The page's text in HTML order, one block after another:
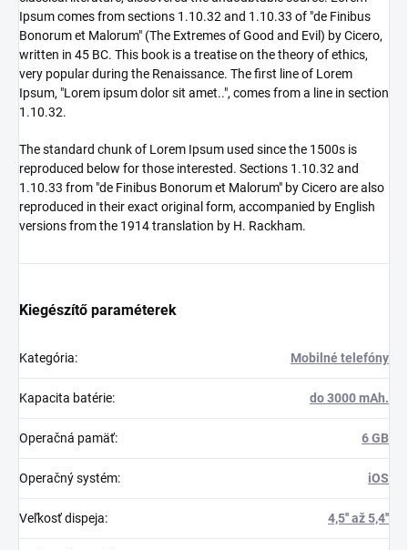
Ipsum comes from sections 1.10.32 and 1.10.33 of "de Finibus
Bonorum et Malorum" (The Extremes of Good and Evil) by Cicero,
written in 45 BC. This book is a treatise on the theory of ethics,
very popular during the Renaissance. The first line of Lorem
Ipsum, "Lorem ipsum dolor sit amet..", comes from a line in section
1.10.32.
The standard chunk of Lorem Ipsum used since the 1500s is
reproduced below for those interested. Sections 1.10.32 and
1.10.33 from "de Finibus Bonorum et Malorum" by Cicero are also
reproduced in their exact original form, accompanied by English
versions from the 1914 translation by H. Rackham.
Kiegészítő paraméterek
Kategória: Mobilné telefóny
Kapacita batérie: do 3000 mAh.
Operačná pamäť: 6 GB
Operačný systém: iOS
Veľkosť dispeja: 4,5'' až 5,4''